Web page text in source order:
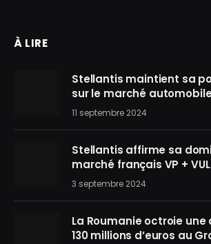
À LIRE
Stellantis maintient sa
sur le marché
11 septembre 2024
Stellantis affirme sa
marché français VP +
3 septembre 2024
La Roumanie octroie une
130 millions d’euros au